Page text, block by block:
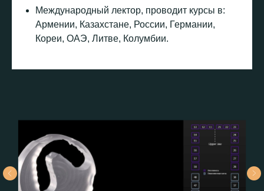
Международный лектор, проводит курсы в:
Армении, Казахстане, России, Германии,
Кореи, ОАЭ, Литве, Колумбии.